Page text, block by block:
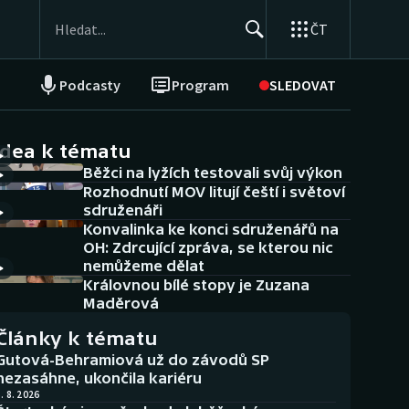
ČT
Podcasty Program SLEDOVAT
NEPŘEHLÉDNĚTE
Historické návraty
Aplikace ČT sport
AZ kvíz
k tématu
Běžci na lyžích testovali svůj výkon
Rozhodnutí MOV litují čeští i světoví
sdruženáři
Konvalinka ke konci sdruženářů na
OH: Zdrcující zpráva, se kterou nic
nemůžeme dělat
Královnou bílé stopy je Zuzana
Maděrová
k tématu
Behramiová už do závodů SP
ukončila kariéru
8. 2026